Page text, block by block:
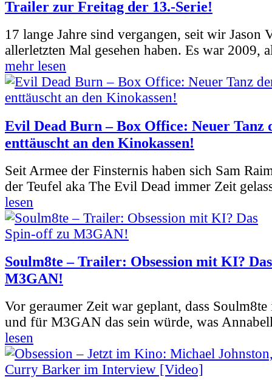
Trailer zur Freitag der 13.-Serie!
17 lange Jahre sind vergangen, seit wir Jason
allerletzten Mal gesehen haben. Es war 2009,
mehr lesen
Evil Dead Burn – Box Office: Neuer Tanz
enttäuscht an den Kinokassen!
Seit Armee der Finsternis haben sich Sam
der Teufel aka The Evil Dead immer Zeit
lesen
Soulm8te – Trailer: Obsession mit KI?
M3GAN!
Vor geraumer Zeit war geplant, dass
und für M3GAN das sein würde, was
lesen